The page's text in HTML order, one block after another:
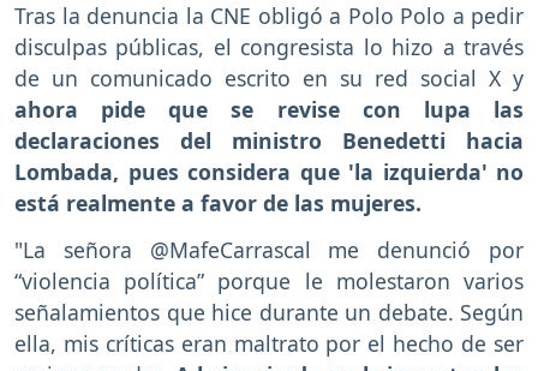
Tras la denuncia la CNE obligó a Polo Polo a pedir
disculpas públicas, el congresista lo hizo a través
de un comunicado escrito en su red social X y
ahora pide que se revise con lupa las
declaraciones del ministro Benedetti hacia
Lombada, pues considera que 'la izquierda' no
está realmente a favor de las mujeres.
"La señora @MafeCarrascal me denunció por
“violencia política” porque le molestaron varios
señalamientos que hice durante un debate. Según
ella, mis críticas eran maltrato por el hecho de ser